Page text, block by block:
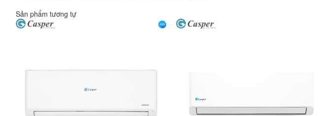
Sản phẩm tương tự